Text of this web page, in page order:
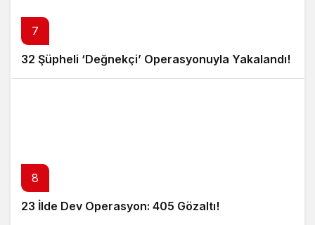
7
32 Şüpheli ‘Değnekçi’ Operasyonuyla Yakalandı!
8
23 İlde Dev Operasyon: 405 Gözaltı!